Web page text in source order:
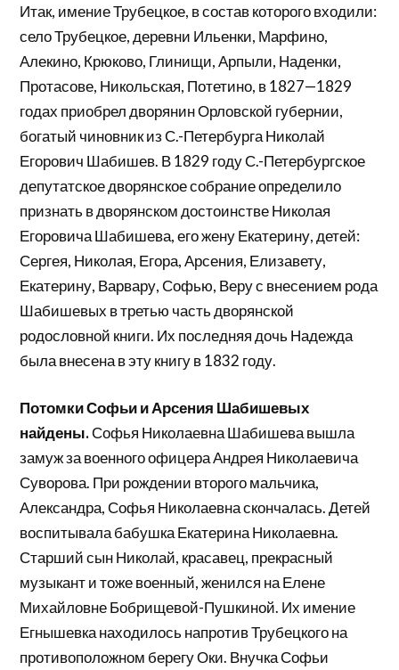
Итак, имение Трубецкое, в состав которого входили:
село Трубецкое, деревни Ильенки, Марфино,
Алекино, Крюково, Глинищи, Арпыли, Наденки,
Протасове, Никольская, Потетино, в 1827—1829
годах приобрел дворянин Орловской губернии,
богатый чиновник из С.-Петербурга Николай
Егорович Шабишев. В 1829 году С.-Петербургское
депутатское дворянское собрание определило
признать в дворянском достоинстве Николая
Егоровича Шабишева, его жену Екатерину, детей:
Сергея, Николая, Егора, Арсения, Елизавету,
Екатерину, Варвару, Софью, Веру с внесением рода
Шабишевых в третью часть дворянской
родословной книги. Их последняя дочь Надежда
была внесена в эту книгу в 1832 году.
Потомки Софьи и Арсения Шабишевых
найдены.Софья Николаевна Шабишева вышла
замуж за военного офицера Андрея Николаевича
Суворова. При рождении второго мальчика,
Александра, Софья Николаевна скончалась. Детей
воспитывала бабушка Екатерина Николаевна.
Старший сын Николай, красавец, прекрасный
музыкант и тоже военный, женился на Елене
Михайловне Бобрищевой-Пушкиной. Их имение
Егнышевка находилось напротив Трубецкого на
противоположном берегу Оки. Внучка Софьи